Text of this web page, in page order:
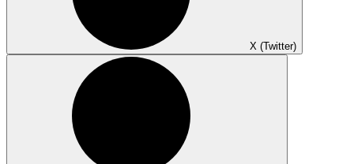
X (Twitter)